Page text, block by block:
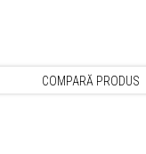
COMPARĂ PRODUS